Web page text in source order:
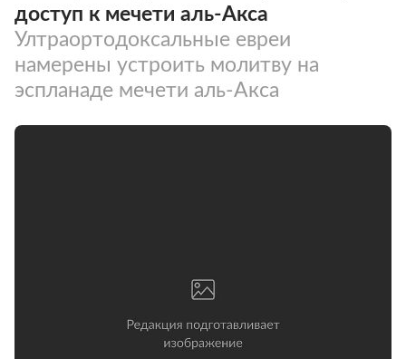
доступ к мечети аль-Акса
Ултраортодоксальные евреи
намерены устроить молитву на
эспланаде мечети аль-Акса